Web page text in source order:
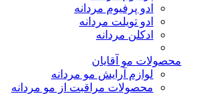
ادو پرفیوم مردانه
ادو تویلت مردانه
ادکلن مردانه
محصولات مو آقایان
لوازم آرایش مو مردانه
محصولات مراقبت از مو مردانه